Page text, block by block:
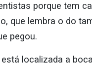
porque tem
que lembra o do
pegou.
localizada a